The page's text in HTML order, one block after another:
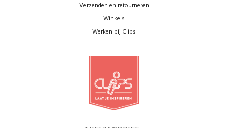
Verzenden en retourneren
Winkels
Werken bij Clips